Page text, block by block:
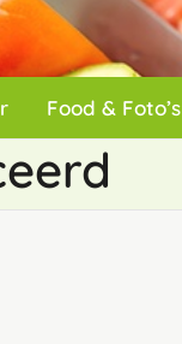
Food & Foto’s